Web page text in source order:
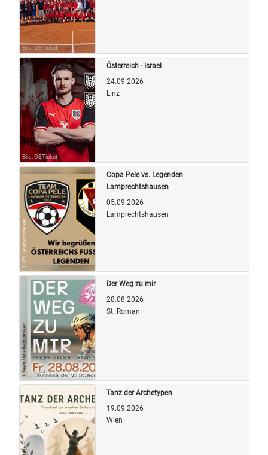
Bild: OETicket
Bild: OETicket
Österreich - Israel
24.09.2026
Linz
Bild: OETicket
Copa Pele vs. Legenden
Lamprechtshausen
05.09.2026
Lamprechtshausen
Bild: OETicket
Der Weg zu mir
28.08.2026
St. Roman
Tanz der Archetypen
19.09.2026
Wien